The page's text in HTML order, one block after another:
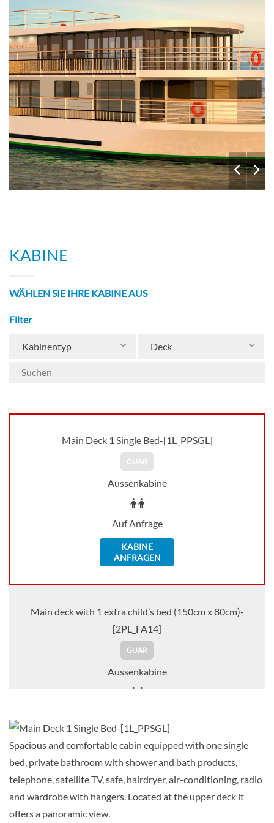
KABINE
WÄHLEN SIE IHRE KABINE AUS
Filter
Kabinentyp Deck
Main Deck 1 Single Bed-[1L_PPSGL]
GUAR
Aussenkabine
Auf Anfrage
KABINE
ANFRAGEN
Main deck with 1 extra child’s bed (150cm x 80cm)-
[2PL_FA14]
GUAR
Aussenkabine
AUSWÄHLEN
KABINE
ANFRAGEN
Twin Room with 1 Spare Bed-[2PL_FAM]
Spacious and comfortable cabin equipped with one single
bed, private bathroom with shower and bath products,
telephone, satellite TV, safe, hairdryer, air-conditioning, radio
and wardrobe with hangers. Located at the upper deck it
offers a panoramic view.